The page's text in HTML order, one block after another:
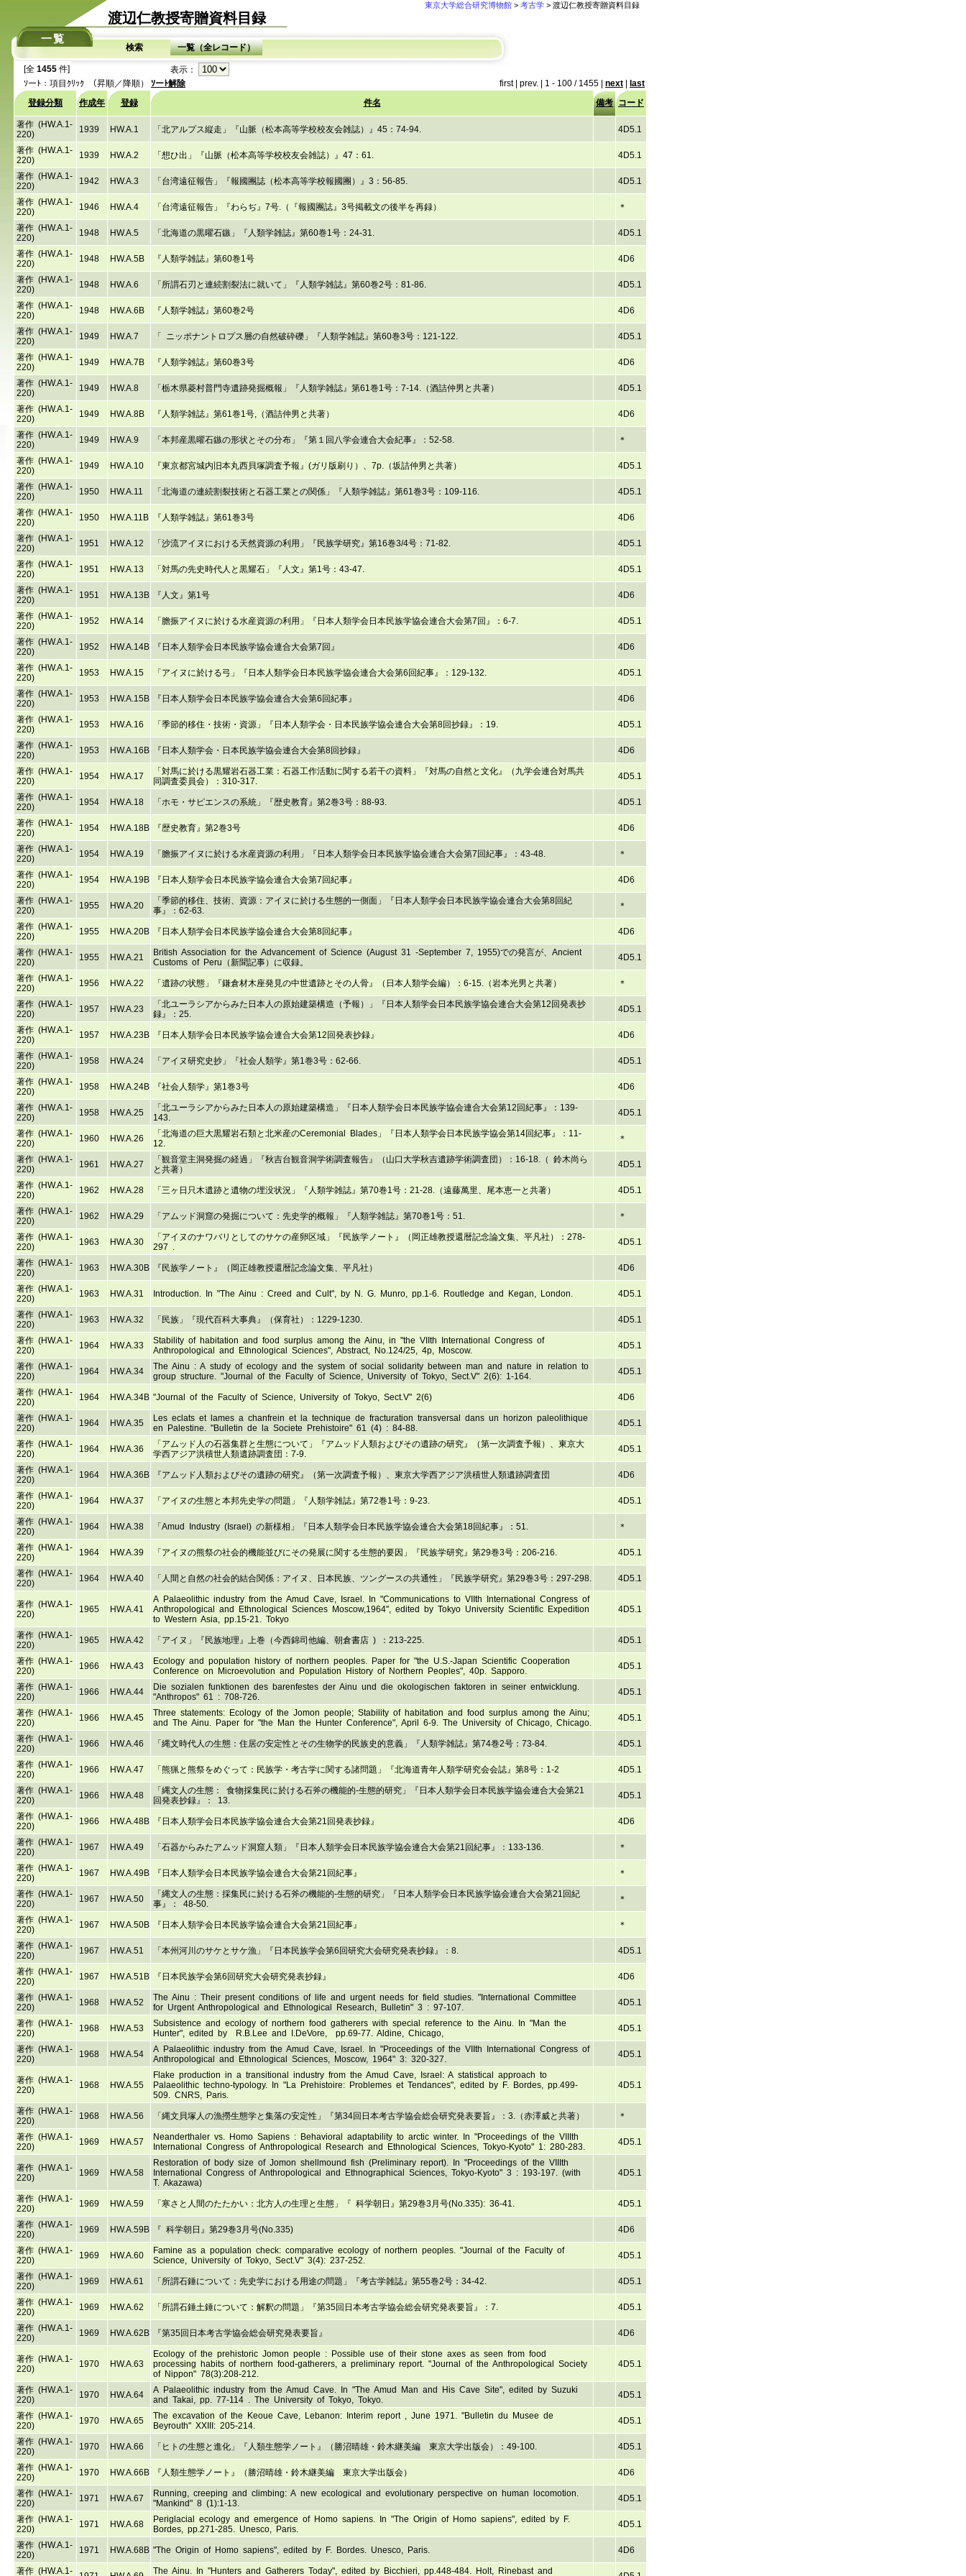
東京大学総合研究博物館 > 考古学 > 渡辺仁教授寄贈資料目録
渡辺仁教授寄贈資料目録
一覧
検索 一覧（全レコード）
[全 1455 件]
表示：
ｿーﾄ：項目ｸﾘｯｸ （昇順／降順） ｿーﾄ解除 first| prev. 1 - 100 / 1455 next
last
登録分類
作成年 登録 件名 備考 コード
著作 (HW.A.1-
220)
1939 HW.A.1 「北アルプス縦走」『山脈（松本高等学校校友会雑誌）』45：74-94. 4D5.1
著作 (HW.A.1-
220)
1939 HW.A.2 「想ひ出」『山脈（松本高等学校校友会雑誌）』47：61. 4D5.1
著作 (HW.A.1-
220)
1942 HW.A.3 「台湾遠征報告」『報國團誌（松本高等学校報國團）』3：56-85. 4D5.1
著作 (HW.A.1-
220)
1946 HW.A.4 「台湾遠征報告」『わらぢ』7号.（『報國團誌』3号掲載文の後半を再録） ＊
著作 (HW.A.1-
220)
1948 HW.A.5 「北海道の黒曜石鏃」『人類学雑誌』第60巻1号：24-31. 4D5.1
著作 (HW.A.1-
220)
1948 HW.A.5B 『人類学雑誌』第60巻1号 4D6
著作 (HW.A.1-
220)
1948 HW.A.6 「所謂石刃と連続割裂法に就いて」『人類学雑誌』第60巻2号：81-86. 4D5.1
著作 (HW.A.1-
220)
1948 HW.A.6B 『人類学雑誌』第60巻2号 4D6
著作 (HW.A.1-
220)
1949 HW.A.7 「 ニッポナントロプス層の自然破砕礫」『人類学雑誌』第60巻3号：121-122. 4D5.1
著作 (HW.A.1-
220)
1949 HW.A.7B 『人類学雑誌』第60巻3号 4D6
著作 (HW.A.1-
220)
1949 HW.A.8 「栃木県菱村普門寺遺跡発掘概報」『人類学雑誌』第61巻1号：7-14.（酒詰仲男と共著） 4D5.1
著作 (HW.A.1-
220)
1949 HW.A.8B 『人類学雑誌』第61巻1号,（酒詰仲男と共著） 4D6
著作 (HW.A.1-
220)
1949 HW.A.9 「本邦産黒曜石鏃の形状とその分布」『第１回八学会連合大会紀事』：52-58. ＊
著作 (HW.A.1-
220)
1949 HW.A.10 『東京都宮城内旧本丸西貝塚調査予報』(ガリ版刷り）、7p.（坂詰仲男と共著） 4D5.1
著作 (HW.A.1-
220)
1950 HW.A.11 「北海道の連続割裂技術と石器工業との関係」『人類学雑誌』第61巻3号：109-116. 4D5.1
著作 (HW.A.1-
220)
1950 HW.A.11B 『人類学雑誌』第61巻3号 4D6
著作 (HW.A.1-
220)
1951 HW.A.12 「沙流アイヌにおける天然資源の利用」『民族学研究』第16巻3/4号：71-82. 4D5.1
著作 (HW.A.1-
220)
1951 HW.A.13 「対馬の先史時代人と黒耀石」『人文』第1号：43-47. 4D5.1
著作 (HW.A.1-
220)
1951 HW.A.13B 『人文』第1号 4D6
著作 (HW.A.1-
220)
1952 HW.A.14 「膽振アイヌに於ける水産資源の利用」『日本人類学会日本民族学協会連合大会第7回』：6-7. 4D5.1
著作 (HW.A.1-
220)
1952 HW.A.14B 『日本人類学会日本民族学協会連合大会第7回』 4D6
著作 (HW.A.1-
220)
1953 HW.A.15 「アイヌに於ける弓」『日本人類学会日本民族学協会連合大会第6回紀事』：129-132. 4D5.1
著作 (HW.A.1-
220)
1953 HW.A.15B 『日本人類学会日本民族学協会連合大会第6回紀事』 4D6
著作 (HW.A.1-
220)
1953 HW.A.16 「季節的移住・技術・資源」『日本人類学会・日本民族学協会連合大会第8回抄録』：19. 4D5.1
著作 (HW.A.1-
220)
1953 HW.A.16B 『日本人類学会・日本民族学協会連合大会第8回抄録』 4D6
著作 (HW.A.1-
220)
1954 HW.A.17
「対馬に於ける黒耀岩石器工業：石器工作活動に関する若干の資料」『対馬の自然と文化』（九学会連合対馬共
同調査委員会）：310-317.
4D5.1
著作 (HW.A.1-
220)
1954 HW.A.18 「ホモ・サピエンスの系統」『歴史教育』第2巻3号：88-93. 4D5.1
著作 (HW.A.1-
220)
1954 HW.A.18B 『歴史教育』第2巻3号 4D6
著作 (HW.A.1-
220)
1954 HW.A.19 「膽振アイヌに於ける水産資源の利用」『日本人類学会日本民族学協会連合大会第7回紀事』：43-48. ＊
著作 (HW.A.1-
220)
1954 HW.A.19B 『日本人類学会日本民族学協会連合大会第7回紀事』 4D6
著作 (HW.A.1-
220)
1955 HW.A.20
「季節的移住、技術、資源：アイヌに於ける生態的一側面」『日本人類学会日本民族学協会連合大会第8回紀
事』：62-63.
＊
著作 (HW.A.1-
220)
1955 HW.A.20B 『日本人類学会日本民族学協会連合大会第8回紀事』 4D6
著作 (HW.A.1-
220)
1955 HW.A.21
British Association for the Advancement of Science (August 31 -September 7, 1955)での発言が、Ancient
Customs of Peru（新聞記事）に収録。
4D5.1
著作 (HW.A.1-
220)
1956 HW.A.22 「遺跡の状態」『鎌倉材木座発見の中世遺跡とその人骨』（日本人類学会編）：6-15.（岩本光男と共著） ＊
著作 (HW.A.1-
220)
1957 HW.A.23
「北ユーラシアからみた日本人の原始建築構造（予報）」『日本人類学会日本民族学協会連合大会第12回発表抄
録』：25.
4D5.1
著作 (HW.A.1-
220)
1957 HW.A.23B 『日本人類学会日本民族学協会連合大会第12回発表抄録』 4D6
著作 (HW.A.1-
220)
1958 HW.A.24 「アイヌ研究史抄」『社会人類学』第1巻3号：62-66. 4D5.1
著作 (HW.A.1-
220)
1958 HW.A.24B 『社会人類学』第1巻3号 4D6
著作 (HW.A.1-
220)
1958 HW.A.25
「北ユーラシアからみた日本人の原始建築構造」『日本人類学会日本民族学協会連合大会第12回紀事』：139-
143.
4D5.1
著作 (HW.A.1-
220)
1960 HW.A.26
「北海道の巨大黒耀岩石類と北米産のCeremonial Blades」『日本人類学会日本民族学協会第14回紀事』：11-
12.
＊
著作 (HW.A.1-
220)
1961 HW.A.27
「観音堂主洞発掘の経過」『秋吉台観音洞学術調査報告』（山口大学秋吉遺跡学術調査団）：16-18.（ 鈴木尚ら
と共著）
4D5.1
著作 (HW.A.1-
220)
1962 HW.A.28 「三ヶ日只木遺跡と遺物の埋没状況」『人類学雑誌』第70巻1号：21-28.（遠藤萬里、尾本恵一と共著） 4D5.1
著作 (HW.A.1-
220)
1962 HW.A.29 「アムッド洞窟の発掘について：先史学的概報」『人類学雑誌』第70巻1号：51. ＊
著作 (HW.A.1-
220)
1963 HW.A.30
「アイヌのナワバリとしてのサケの産卵区域」『民族学ノート』（岡正雄教授還暦記念論文集、平凡社）：278-
297 .
4D5.1
著作 (HW.A.1-
220)
1963 HW.A.30B 『民族学ノート』（岡正雄教授還暦記念論文集、平凡社） 4D6
著作 (HW.A.1-
220)
1963 HW.A.31 Introduction. In "The Ainu : Creed and Cult", by N. G. Munro, pp.1-6. Routledge and Kegan, London. 4D5.1
著作 (HW.A.1-
220)
1963 HW.A.32 「民族」『現代百科大事典』（保育社）：1229-1230. 4D5.1
著作 (HW.A.1-
220)
1964 HW.A.33
Stability of habitation and food surplus among the Ainu, in "the VIIth International Congress of
Anthropological and Ethnological Sciences", Abstract, No.124/25, 4p, Moscow.
4D5.1
著作 (HW.A.1-
220)
1964 HW.A.34
The Ainu : A study of ecology and the system of social solidarity between man and nature in relation to
group structure. "Journal of the Faculty of Science, University of Tokyo, Sect.V" 2(6): 1-164.
4D5.1
著作 (HW.A.1-
220)
1964 HW.A.34B "Journal of the Faculty of Science, University of Tokyo, Sect.V" 2(6) 4D6
著作 (HW.A.1-
220)
1964 HW.A.35
Les eclats et lames a chanfrein et la technique de fracturation transversal dans un horizon paleolithique
en Palestine. "Bulletin de la Societe Prehistoire" 61 (4) : 84-88.
4D5.1
著作 (HW.A.1-
220)
1964 HW.A.36
「アムッド人の石器集群と生態について」『アムッド人類およびその遺跡の研究』（第一次調査予報）、東京大
学西アジア洪積世人類遺跡調査団：7-9.
4D5.1
著作 (HW.A.1-
220)
1964 HW.A.36B 『アムッド人類およびその遺跡の研究』（第一次調査予報）、東京大学西アジア洪積世人類遺跡調査団 4D6
著作 (HW.A.1-
220)
1964 HW.A.37 「アイヌの生態と本邦先史学の問題」『人類学雑誌』第72巻1号：9-23. 4D5.1
著作 (HW.A.1-
220)
1964 HW.A.38 「Amud Industry (Israel) の新様相」『日本人類学会日本民族学協会連合大会第18回紀事』：51. ＊
著作 (HW.A.1-
220)
1964 HW.A.39 「アイヌの熊祭の社会的機能並びにその発展に関する生態的要因」『民族学研究』第29巻3号：206-216. 4D5.1
著作 (HW.A.1-
220)
1964 HW.A.40 「人間と自然の社会的結合関係：アイヌ、日本民族、ツングースの共通性」『民族学研究』第29巻3号：297-298. 4D5.1
著作 (HW.A.1-
220)
1965 HW.A.41
A Palaeolithic industry from the Amud Cave, Israel. In "Communications to VIIth International Congress of
Anthropological and Ethnological Sciences Moscow,1964", edited by Tokyo University Scientific Expedition
to Western Asia, pp.15-21. Tokyo
4D5.1
著作 (HW.A.1-
220)
1965 HW.A.42 「アイヌ」『民族地理』上巻（今西錦司他編、朝倉書店 ) ：213-225. 4D5.1
著作 (HW.A.1-
220)
1966 HW.A.43
Ecology and population history of northern peoples. Paper for "the U.S.-Japan Scientific Cooperation
Conference on Microevolution and Population History of Northern Peoples", 40p. Sapporo.
4D5.1
著作 (HW.A.1-
220)
1966 HW.A.44
Die sozialen funktionen des barenfestes der Ainu und die okologischen faktoren in seiner entwicklung.
"Anthropos" 61 : 708-726.
4D5.1
著作 (HW.A.1-
220)
1966 HW.A.45
Three statements: Ecology of the Jomon people; Stability of habitation and food surplus among the Ainu;
and The Ainu. Paper for "the Man the Hunter Conference", April 6-9. The University of Chicago, Chicago.
4D5.1
著作 (HW.A.1-
220)
1966 HW.A.46 「縄文時代人の生態：住居の安定性とその生物学的民族史的意義」『人類学雑誌』第74巻2号：73-84. 4D5.1
著作 (HW.A.1-
220)
1966 HW.A.47 「熊猟と熊祭をめぐって：民族学・考古学に関する諸問題」『北海道青年人類学研究会会誌』第8号：1-2 4D5.1
著作 (HW.A.1-
220)
1966 HW.A.48
「縄文人の生態： 食物採集民に於ける石斧の機能的-生態的研究」『日本人類学会日本民族学協会連合大会第21
回発表抄録』： 13.
4D5.1
著作 (HW.A.1-
220)
1966 HW.A.48B 『日本人類学会日本民族学協会連合大会第21回発表抄録』 4D6
著作 (HW.A.1-
220)
1967 HW.A.49 「石器からみたアムッド洞窟人類」『日本人類学会日本民族学協会連合大会第21回紀事』：133-136. ＊
著作 (HW.A.1-
220)
1967 HW.A.49B 『日本人類学会日本民族学協会連合大会第21回紀事』 ＊
著作 (HW.A.1-
220)
1967 HW.A.50
「縄文人の生態：採集民に於ける石斧の機能的-生態的研究」『日本人類学会日本民族学協会連合大会第21回紀
事』： 48-50.
＊
著作 (HW.A.1-
220)
1967 HW.A.50B 『日本人類学会日本民族学協会連合大会第21回紀事』 ＊
著作 (HW.A.1-
220)
1967 HW.A.51 「本州河川のサケとサケ漁」『日本民族学会第6回研究大会研究発表抄録』：8. 4D5.1
著作 (HW.A.1-
220)
1967 HW.A.51B 『日本民族学会第6回研究大会研究発表抄録』 4D6
著作 (HW.A.1-
220)
1968 HW.A.52
The Ainu : Their present conditions of life and urgent needs for field studies. "International Committee
for Urgent Anthropological and Ethnological Research, Bulletin" 3 : 97-107.
4D5.1
著作 (HW.A.1-
220)
1968 HW.A.53
Subsistence and ecology of northern food gatherers with special reference to the Ainu. In "Man the
Hunter", edited by R.B.Lee and I.DeVore, pp.69-77. Aldine, Chicago,
4D5.1
著作 (HW.A.1-
220)
1968 HW.A.54
A Palaeolithic industry from the Amud Cave, Israel. In "Proceedings of the VIIth International Congress of
Anthropological and Ethnological Sciences, Moscow, 1964" 3: 320-327.
4D5.1
著作 (HW.A.1-
220)
1968 HW.A.55
Flake production in a transitional industry from the Amud Cave, Israel: A statistical approach to
Palaeolithic techno-typology. In "La Prehistoire: Problemes et Tendances", edited by F. Bordes, pp.499-
509. CNRS, Paris.
4D5.1
著作 (HW.A.1-
220)
1968 HW.A.56 「縄文貝塚人の漁撈生態学と集落の安定性」『第34回日本考古学協会総会研究発表要旨』：3.（赤澤威と共著） ＊
著作 (HW.A.1-
220)
1969 HW.A.57
Neanderthaler vs. Homo Sapiens : Behavioral adaptability to arctic winter. In "Proceedings of the VIIIth
International Congress of Anthropological Research and Ethnological Sciences, Tokyo-Kyoto" 1: 280-283.
4D5.1
著作 (HW.A.1-
220)
1969 HW.A.58
Restoration of body size of Jomon shellmound fish (Preliminary report). In "Proceedings of the VIIIth
International Congress of Anthropological and Ethnographical Sciences, Tokyo-Kyoto" 3 : 193-197. (with
T. Akazawa)
4D5.1
著作 (HW.A.1-
220)
1969 HW.A.59 「寒さと人間のたたかい：北方人の生理と生態」『 科学朝日』第29巻3月号(No.335): 36-41. 4D5.1
著作 (HW.A.1-
220)
1969 HW.A.59B 『 科学朝日』第29巻3月号(No.335) 4D6
著作 (HW.A.1-
220)
1969 HW.A.60
Famine as a population check: comparative ecology of northern peoples. "Journal of the Faculty of
Science, University of Tokyo, Sect.V" 3(4): 237-252.
4D5.1
著作 (HW.A.1-
220)
1969 HW.A.61 「所謂石錘について：先史学における用途の問題」『考古学雑誌』第55巻2号：34-42. 4D5.1
著作 (HW.A.1-
220)
1969 HW.A.62 「所謂石錘土錘について：解釈の問題」『第35回日本考古学協会総会研究発表要旨』：7. 4D5.1
著作 (HW.A.1-
220)
1969 HW.A.62B 『第35回日本考古学協会総会研究発表要旨』 4D6
著作 (HW.A.1-
220)
1970 HW.A.63
Ecology of the prehistoric Jomon people : Possible use of their stone axes as seen from food
processing habits of northern food-gatherers, a preliminary report. "Journal of the Anthropological Society
of Nippon" 78(3):208-212.
4D5.1
著作 (HW.A.1-
220)
1970 HW.A.64
A Palaeolithic industry from the Amud Cave. In "The Amud Man and His Cave Site", edited by Suzuki
and Takai, pp. 77-114 . The University of Tokyo, Tokyo.
4D5.1
著作 (HW.A.1-
220)
1970 HW.A.65
The excavation of the Keoue Cave, Lebanon: Interim report , June 1971. "Bulletin du Musee de
Beyrouth" XXIII: 205-214.
4D5.1
著作 (HW.A.1-
220)
1970 HW.A.66 「ヒトの生態と進化」『人類生態学ノート』（勝沼晴雄・鈴木継美編 東京大学出版会）：49-100. 4D5.1
著作 (HW.A.1-
220)
1970 HW.A.66B 『人類生態学ノート』（勝沼晴雄・鈴木継美編 東京大学出版会） 4D6
著作 (HW.A.1-
220)
1971 HW.A.67
Running, creeping and climbing: A new ecological and evolutionary perspective on human locomotion.
"Mankind" 8 (1):1-13.
4D5.1
著作 (HW.A.1-
220)
1971 HW.A.68
Periglacial ecology and emergence of Homo sapiens. In "The Origin of Homo sapiens", edited by F.
Bordes, pp.271-285. Unesco, Paris.
4D5.1
著作 (HW.A.1-
220)
1971 HW.A.68B "The Origin of Homo sapiens", edited by F. Bordes. Unesco, Paris. 4D6
著作 (HW.A.1- The Ainu. In "Hunters and Gatherers Today", edited by Bicchieri, pp.448-484. Holt, Rinebast and